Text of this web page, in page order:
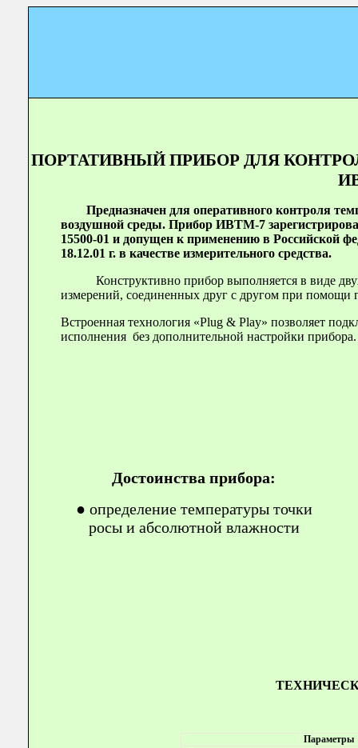
ПОРТАТИВНЫЙ ПРИБОР ДЛЯ
Предназначен для оперативного контроля
воздушной среды. Прибор ИВТМ-7
15500-01 и допущен к применению в Российской
18.12.01 г. в качестве измерительного средства.
Конструктивно прибор выполняется в виде
измерений, соединенных друг с другом при помощи
Встроенная технология «Plug& Play» позволяет
исполнения без дополнительной настройки прибора.
Достоинства прибора:
● определение температуры точки
росы и абсолютной влажности
Параметры